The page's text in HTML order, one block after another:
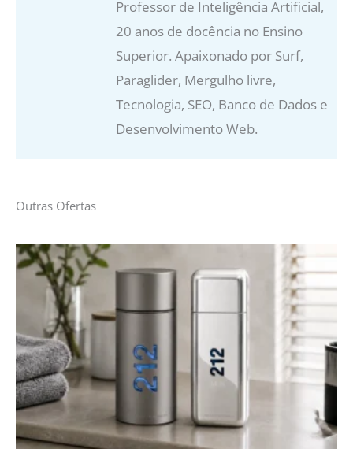
Professor de Inteligência Artificial,
20 anos de docência no Ensino
Superior. Apaixonado por Surf,
Paraglider, Mergulho livre,
Tecnologia, SEO, Banco de Dados e
Desenvolvimento Web.
Outras Ofertas